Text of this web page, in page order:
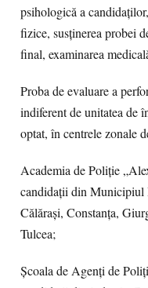
psihologică a
fizice, susținerea probei
final, examinarea
Proba de evaluare a
indiferent de unitatea de
optat, în centrele zonale
Academia de Poliție
candidații din Municipiul
Călărași, Constanța,
Tulcea;
Școala de Agenți de